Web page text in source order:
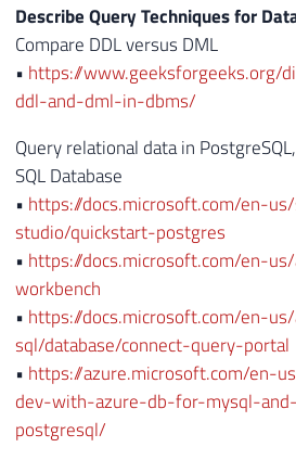
Describe Query Techniques for
Compare DDL versus DML
• https://www.geeksforgeeks.org/
ddl-and-dml-in-dbms/
Query relational data in
SQL Database
• https://docs.microsoft.com/en-
studio/quickstart-postgres
• https://docs.microsoft.com/en-
workbench
• https://docs.microsoft.com/en-
sql/database/connect-query-portal
• https://azure.microsoft.com/en-
dev-with-azure-db-for-mysql-
postgresql/